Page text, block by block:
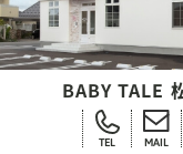
BABY TALE
TEL MAIL